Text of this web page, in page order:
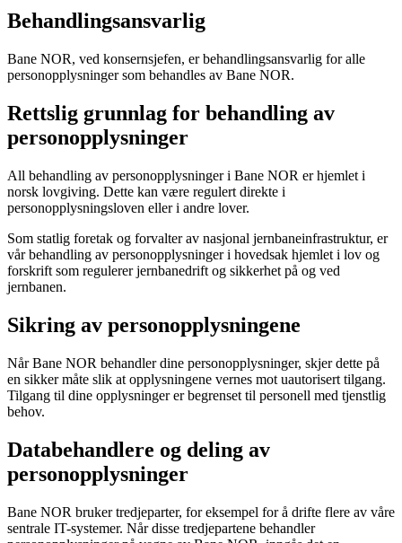
Behandlingsansvarlig
Bane NOR, ved konsernsjefen, er behandlingsansvarlig for alle
personopplysninger som behandles av Bane NOR.
Rettslig grunnlag for behandling av
personopplysninger
All behandling av personopplysninger i Bane NOR er hjemlet i
norsk lovgiving. Dette kan være regulert direkte i
personopplysningsloven eller i andre lover.
Som statlig foretak og forvalter av nasjonal jernbaneinfrastruktur, er
vår behandling av personopplysninger i hovedsak hjemlet i lov og
forskrift som regulerer jernbanedrift og sikkerhet på og ved
jernbanen.
Sikring av personopplysningene
Når Bane NOR behandler dine personopplysninger, skjer dette på
en sikker måte slik at opplysningene vernes mot uautorisert tilgang.
Tilgang til dine opplysninger er begrenset til personell med tjenstlig
behov.
Databehandlere og deling av
personopplysninger
Bane NOR bruker tredjeparter, for eksempel for å drifte flere av våre
sentrale IT-systemer. Når disse tredjepartene behandler